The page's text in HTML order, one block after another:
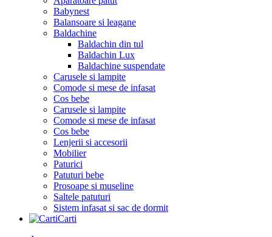
Babynest
Balansoare si leagane
Baldachine
Baldachin din tul
Baldachin Lux
Baldachine suspendate
Carusele si lampite
Comode si mese de infasat
Cos bebe
Carusele si lampite
Comode si mese de infasat
Cos bebe
Lenjerii si accesorii
Mobilier
Paturici
Patuturi bebe
Prosoape si museline
Saltele patuturi
Sistem infasat si sac de dormit
Carti